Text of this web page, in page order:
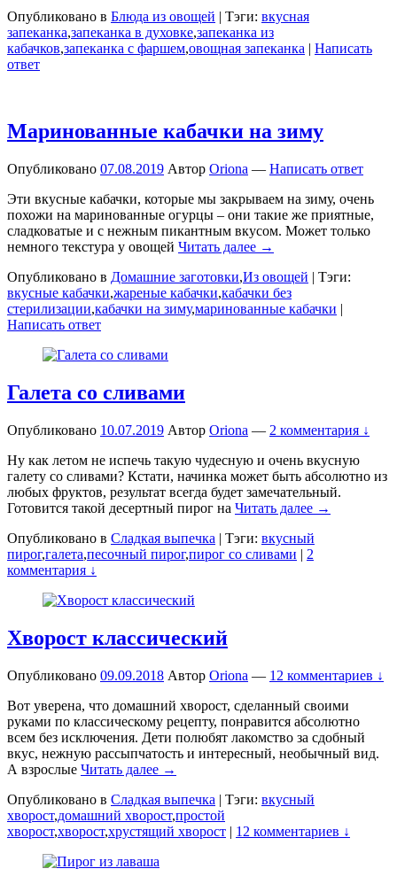
Опубликовано в Блюда из овощей | Тэги: вкусная
запеканка,запеканка в духовке,запеканка из
кабачков,запеканка с фаршем,овощная запеканка | Написать
ответ
Маринованные кабачки на зиму
Опубликовано 07.08.2019 Автор Oriona — Написать ответ
Эти вкусные кабачки, которые мы закрываем на зиму, очень
похожи на маринованные огурцы – они такие же приятные,
сладковатые и с нежным пикантным вкусом. Может только
немного текстура у овощей Читать далее →
Опубликовано в Домашние заготовки,Из овощей | Тэги:
вкусные кабачки,жареные кабачки,кабачки без
стерилизации,кабачки на зиму,маринованные кабачки |
Написать ответ
Галета со сливами
Опубликовано 10.07.2019 Автор Oriona — 2 комментария ↓
Ну как летом не испечь такую чудесную и очень вкусную
галету со сливами? Кстати, начинка может быть абсолютно из
любых фруктов, результат всегда будет замечательный.
Готовится такой десертный пирог на Читать далее →
Опубликовано в Сладкая выпечка | Тэги: вкусный
пирог,галета,песочный пирог,пирог со сливами | 2
комментария ↓
Хворост классический
Опубликовано 09.09.2018 Автор Oriona — 12 комментариев ↓
Вот уверена, что домашний хворост, сделанный своими
руками по классическому рецепту, понравится абсолютно
всем без исключения. Дети полюбят лакомство за сдобный
вкус, нежную рассыпчатость и интересный, необычный вид.
А взрослые Читать далее →
Опубликовано в Сладкая выпечка | Тэги: вкусный
хворост,домашний хворост,простой
хворост,хворост,хрустящий хворост | 12 комментариев ↓